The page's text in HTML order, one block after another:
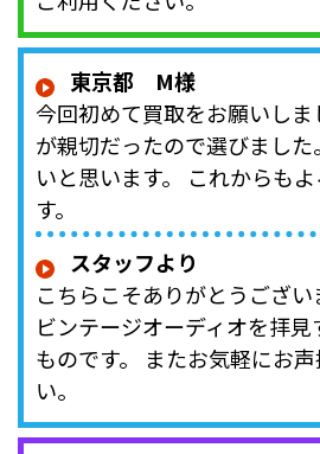
東京都 M様
今回初めて買取をお願いし
が親切だったので選びまし
いと思います。 これからも
す。
スタッフより
こちらこそありがとうござ
ビンテージオーディオを拝
ものです。 またお気軽にお
い。